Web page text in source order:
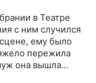
в Театре
с ним случился
ему было
пережила
она вышла